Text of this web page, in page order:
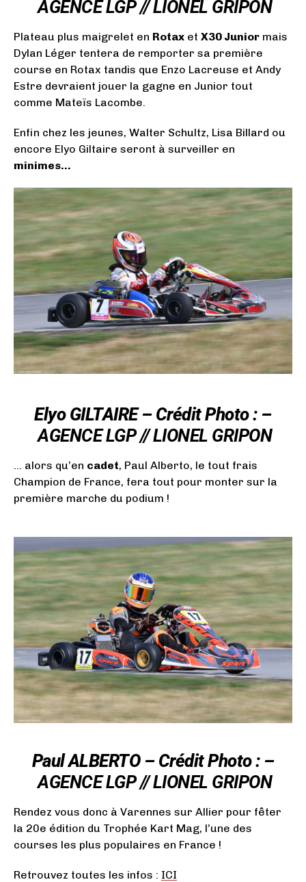
AGENCE LGP // LIONEL GRIPON
Plateau plus maigrelet en Rotax et X30 Junior mais
Dylan Léger tentera de remporter sa première
course en Rotax tandis que Enzo Lacreuse et Andy
Estre devraient jouer la gagne en Junior tout
comme Mateïs Lacombe.
Enfin chez les jeunes, Walter Schultz, Lisa Billard ou
encore Elyo Giltaire seront à surveiller en
minimes…
Elyo GILTAIRE – Crédit Photo : –
AGENCE LGP // LIONEL GRIPON
… alors qu’en cadet, Paul Alberto, le tout frais
Champion de France, fera tout pour monter sur la
première marche du podium !
Paul ALBERTO – Crédit Photo : –
AGENCE LGP // LIONEL GRIPON
Rendez vous donc à Varennes sur Allier pour fêter
la 20e édition du Trophée Kart Mag, l’une des
courses les plus populaires en France !
Retrouvez toutes les infos : ICI